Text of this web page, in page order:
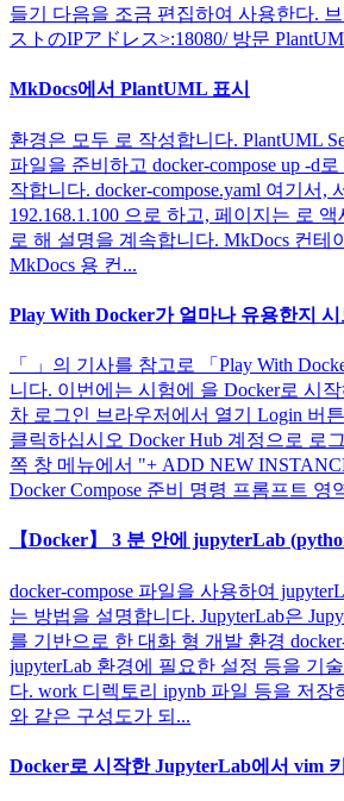
들기 다음을 조금 편집하여 사용한다.
ストのIPアドレス>:18080/ 방문
MkDocs에서 PlantUML 표시
환경은 모두 로 작성합니다. PlantUML
파일을 준비하고 docker-compose up -d로
작합니다. docker-compose.yaml 여기서,
192.168.1.100 으로 하고, 페이지는 로
로 해 설명을 계속합니다. MkDocs 컨테
MkDocs 용 컨...
Play With Docker가 얼마나 유용한지
「 」의 기사를 참고로 「Play With
니다. 이번에는 시험에 을 Docker로 시
차 로그인 브라우저에서 열기 Login 버
클릭하십시오 Docker Hub 계정으로 로
쪽 창 메뉴에서 "+ ADD NEW
Docker Compose 준비 명령 프롬프트 영
【Docker】 3 분 안에 jupyterLab
docker-compose 파일을 사용하여
는 방법을 설명합니다. JupyterLab은
를 기반으로 한 대화 형 개발 환경
jupyterLab 환경에 필요한 설정 등을 기
다. work 디렉토리 ipynb 파일 등을 저장
와 같은 구성도가 되...
Docker로 시작한 JupyterLab에서 vim